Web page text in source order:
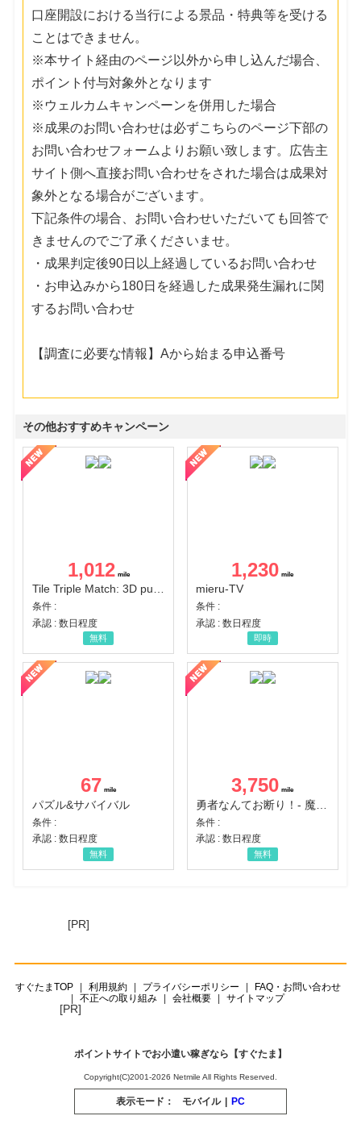
口座開設における当行による景品・特典等を受ける
ことはできません。
※本サイト経由のページ以外から申し込んだ場合、
ポイント付与対象外となります
※ウェルカムキャンペーンを併用した場合
※成果のお問い合わせは必ずこちらのページ下部の
お問い合わせフォームよりお願い致します。広告主
サイト側へ直接お問い合わせをされた場合は成果対
象外となる場合がございます。
下記条件の場合、お問い合わせいただいても回答で
きませんのでご了承くださいませ。
・成果判定後90日以上経過しているお問い合わせ
・お申込みから180日を経過した成果発生漏れに関
するお問い合わせ
【調査に必要な情報】Aから始まる申込番号
その他おすすめキャンペーン
1,012
Tile Triple Match: 3D puzzle
条件 :
承認 : 数日程度
無料
1,230
mieru-TV
条件 :
承認 : 数日程度
即時
67
パズル&サバイバル
条件 :
承認 : 数日程度
無料
3,750
条件 :
承認 : 数日程度
無料
[PR]
すぐたまTOP 利用規約 プライバシーポリシー
FAQ・お問い合わせ
不正への取り組み
会社概要 サイトマップ
[PR]
ポイントサイトでお小遣い稼ぎなら【すぐたま】
Copyright(C)2001-2026 Netmile All Rights Reserved.
表示モード： モバイル | PC